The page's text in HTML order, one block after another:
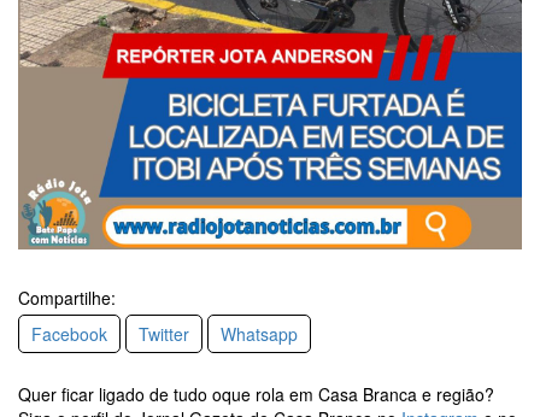
Compartilhe:
Facebook
Twitter Whatsapp
Quer ficar ligado de tudo oque rola em Casa Branca e região?